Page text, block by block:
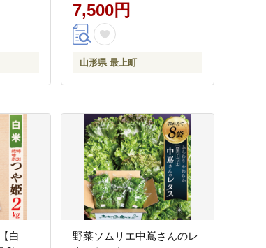
7,500円
山形県 最上町
白
野菜ソムリエ中嶌さんのレ